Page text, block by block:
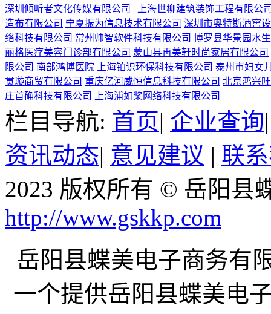
深圳倾听者文化传媒有限公司 |
上海世柳建筑装饰工程有限公
造布有限公司 宁夏振为信息技术有限公司 深圳市奥特斯酒窖
络科技有限公司 常州帅智软件科技有限公司 博罗县华景园水
丽格医疗美容门诊部有限公司 蒙山县再美轩时尚家居有限公司
限公司 南部鸿博医院 上海铂识环保科技有限公司 泰州市妇女
贯璇商贸有限公司 重庆亿河威恒信息科技有限公司 北京鸿兴
庄首确科技有限公司
上海浦如桨网络科技有限公司
栏目导航: 首页| 企业查询
资讯动态| 意见建议 | 联
2023 版权所有 © 岳阳
http://www.gskkp.com
岳阳县蝶美电子商务有
一个提供岳阳县蝶美电